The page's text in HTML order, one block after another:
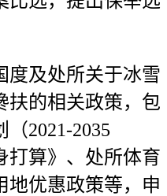
及处所关于冰雪
扶的相关政策，包
2021-2035
打算》、处所体育
地优惠政策等，申